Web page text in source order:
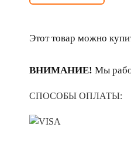
Этот товар можно
ВНИМАНИЕ! Мы
СПОСОБЫ ОПЛАТЫ: